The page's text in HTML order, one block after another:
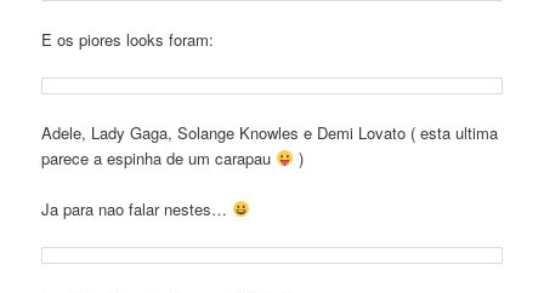
E os piores looks foram:
Adele, Lady Gaga, Solange Knowles e Demi Lovato ( esta ultima
parece a espinha de um carapau
)
Ja para nao falar nestes…